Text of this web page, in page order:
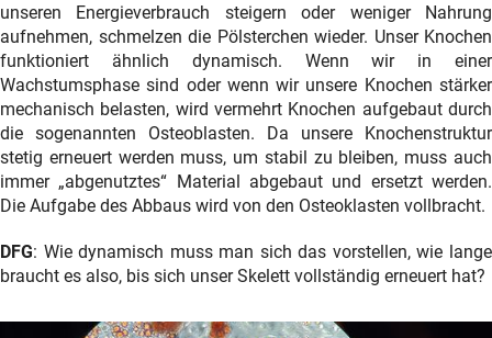
unseren Energieverbrauch steigern oder weniger Nahrung
aufnehmen, schmelzen die Pölsterchen wieder. Unser Knochen
funktioniert ähnlich dynamisch. Wenn wir in einer
Wachstumsphase sind oder wenn wir unsere Knochen stärker
mechanisch belasten, wird vermehrt Knochen aufgebaut durch
die sogenannten Osteoblasten. Da unsere Knochenstruktur
stetig erneuert werden muss, um stabil zu bleiben, muss auch
immer „abgenutztes“ Material abgebaut und ersetzt werden.
Die Aufgabe des Abbaus wird von den Osteoklasten vollbracht.
DFG: Wie dynamisch muss man sich das vorstellen, wie lange
braucht es also, bis sich unser Skelett vollständig erneuert hat?